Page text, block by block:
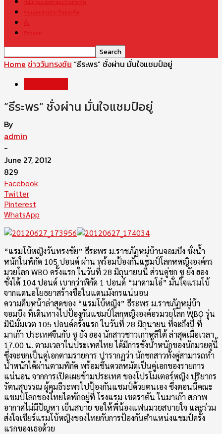
ปณิธานและคำสอนวันทรงชัย
ข่าวและสารจากวันทรงชัย
สื่อ
ติดต่อเรา
Home ข่าววันทรงชัย “ธีระพร” ชั่งผ่าน มั่นใจแชมป์อยู่
“ธีระพร” ชั่งผ่าน มั่นใจแชมป์อยู่
By
admin
-
June 27, 2012
829
Facebook
Twitter
Pinterest
WhatsApp
“แรมโบ้หญิงวันทรงชัย” ธีระพร ม.ราชภัฏหมู่บ้านจอมบึง ชั่งน้ำ
หนักในพิกัด 105 ปอนด์ ผ่าน พร้อมป้องกันแชมป์โลกหหญิงองค์กร
มวยโลก WBO ครั้งแรก ในวันที่ 28 มิถุนายนนี้ ส่วนคู่ชก ซู ยัง ฮอง
ชั่งได้ 104 ปอนด์ เบากว่าพิกัด 1 ปอนด์ “มาดามโอ๋” มั่นใจแรมโบ้
จากแดนอโยธยาสร้างชื่อในแดนมังกรแน่นอน
ความคืบหน้าล่าสุดของ “แรมโบ้หญิง” ธีระพร ม.ราชภัฏหมู่บ้า
จอมบึง ที่เดินทางไปป้องกันแชมป์โลกหญิงองค์อรมวยโลก WBO รุ่น
มินิมั่มเวต 105 ปอนด์ครั้งแรก ในวันที่ 28 มิถุนายน ที่จะถึงนี้ ที่
มาเก๊า ประเทศจีนกับ ซู ยัง ฮอง นักสาวชาวเกาหลีใต้ ล่าสุดเมื่อเวลา
17.00 น. ตามเวลาในประเทศไทย ได้มีการชั่งน้ำหนักของนักมวยคู่นี้
ซึ่งจะชกเป็นคู่เอกตามรายการ ปารากฏว่า นักชกสาวทั้งคู่สามารถทำ
น้ำหนักได้ผ่านตามพิกัด พร้อมขึ้นดวลหมัดเป็นคู่เอกของรายการ
แน่นอน จากการเปิดเผยข้ามประเทศ ของโปรโมเตอร์หญิง ปริยากร
รัตนสุบรรณ ผู้คุมธีระพรไปป้องกันแชมป์ด้วยตนเอง ซึ่งตอนนี้คณะ
แชมป์โลกของไทยไดพักอยู่ที่ โรงแรม เชดราตัน ในมาเก๊า สภาพ
อากาศไม่มีปัญหา เย็นสบาย ขอให้พี่น้องแฟนมวยสบายใจ และร่วม
ส่งใจเชียร์แรมโบ้หญิงของไทยกับการป้องกันตำแหน่งแชมป์ครั้ง
แรกของเธอด้วย